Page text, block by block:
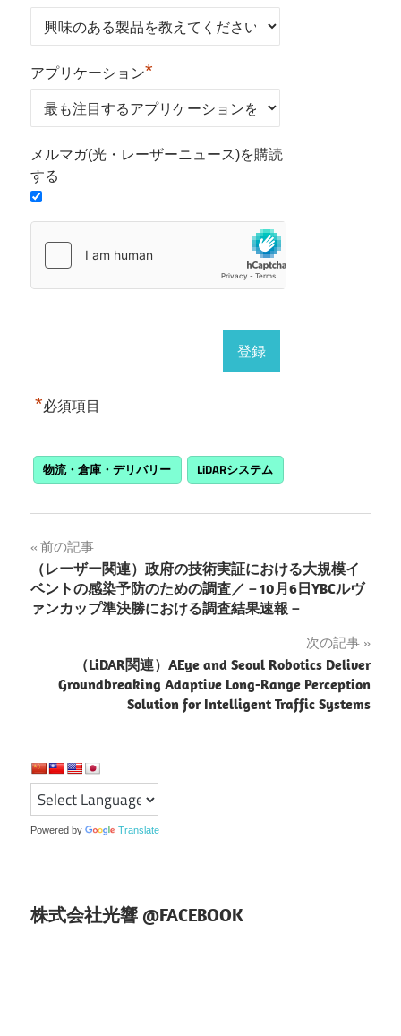
アプリケーション*
メルマガ(光・レーザーニュース)を購読
する
*必須項目
物流・倉庫・デリバリー LiDARシステム
投
稿
ナ
シ
ョ
ン
前の記事
（レーザー関連）政府の技術実証における大規模イ
ベントの感染予防のための調査／－10月6日YBCルヴ
ァンカップ準決勝における調査結果速報－
次の記事
（LiDAR関連）AEye and Seoul Robotics Deliver
Groundbreaking Adaptive Long-Range Perception
Solution for Intelligent Traffic Systems
Powered by Translate
株式会社光響 @FACEBOOK